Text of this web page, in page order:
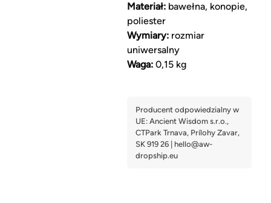
Materiał:bawełna, konopie,
poliester
Wymiary:rozmiar
uniwersalny
Waga:0,15 kg